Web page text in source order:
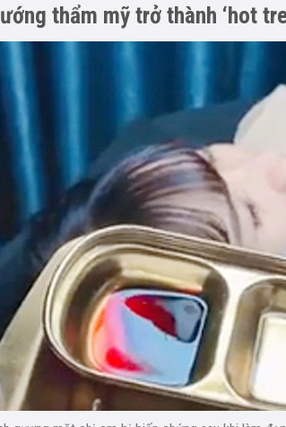
thẩm mỹ trở thành ‘hot